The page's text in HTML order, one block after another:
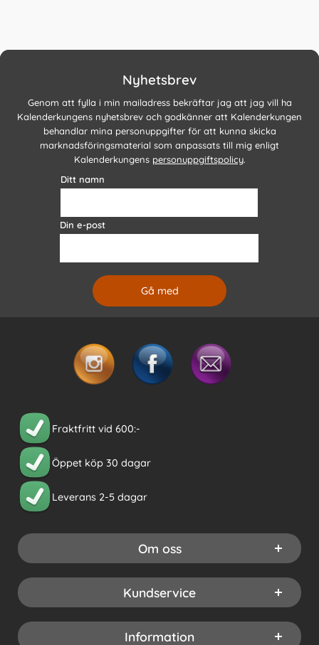
Nyhetsbrev
Genom att fylla i min mailadress bekräftar jag att jag vill ha
Kalenderkungens nyhetsbrev och godkänner att Kalenderkungen
behandlar mina personuppgifter för att kunna skicka
marknadsföringsmaterial som anpassats till mig enligt
Kalenderkungens personuppgiftspolicy.
Ditt namn
Din e-post
Fraktfritt vid 600:-
Öppet köp 30 dagar
Leverans 2-5 dagar
Om oss
Kundservice
Information